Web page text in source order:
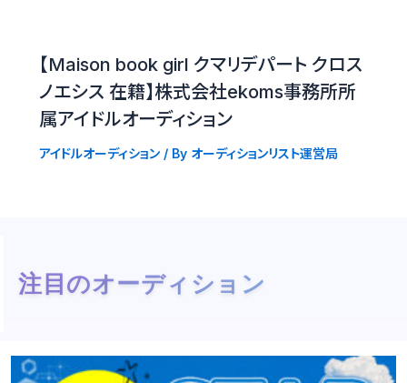
【Maison book girl クマリデパート クロス
ノエシス 在籍】株式会社ekoms事務所所
属アイドルオーディション
アイドルオーディション/ By オーディションリスト運営局
注目のオーディション